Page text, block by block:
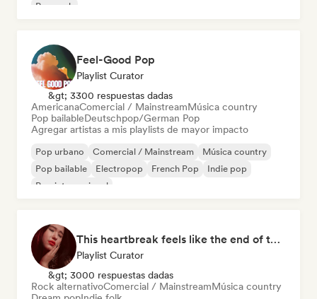
Pop rock
Feel-Good Pop
Playlist Curator
&gt; 3300 respuestas dadas
AmericanaComercial / MainstreamMúsica country
Pop bailableDeutschpop/German Pop
Agregar artistas a mis playlists de mayor impacto
Pop urbano Comercial / Mainstream
Música country
Pop bailable
Electropop French Pop
Indie pop
Pop internacional
This heartbreak feels like the end of the world
Playlist Curator
&gt; 3000 respuestas dadas
Rock alternativoComercial / MainstreamMúsica country